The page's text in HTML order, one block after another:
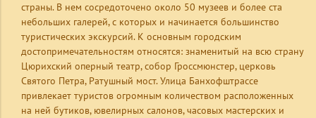
страны. В нем сосредоточено около 50 музеев и более ста
небольших галерей, с которых и начинается большинство
туристических экскурсий. К основным городским
достопримечательностям относятся: знаменитый на всю страну
Цюрихский оперный театр, собор Гроссмюнстер, церковь
Святого Петра, Ратушный мост. Улица Банхофштрассе
привлекает туристов огромным количеством расположенных
на ней бутиков, ювелирных салонов, часовых мастерских и